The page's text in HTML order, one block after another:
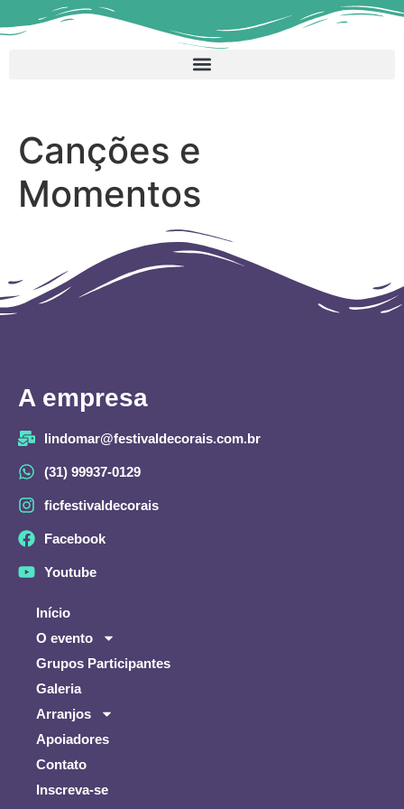
Canções e
Momentos
A empresa
lindomar@festivaldecorais.com.br
(31) 99937-0129
ficfestivaldecorais
Facebook
Youtube
Início
O evento
Grupos Participantes
Galeria
Arranjos
Apoiadores
Contato
Inscreva-se